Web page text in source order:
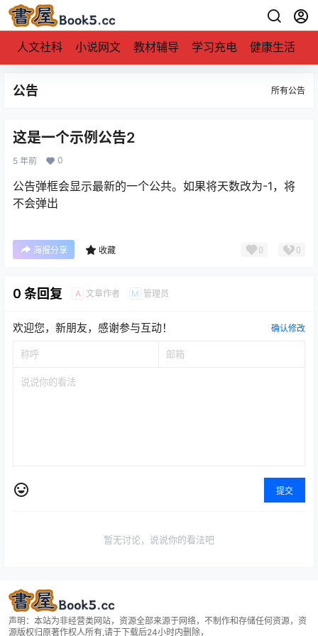
人文社科 小说网文 教材辅导 学习充电 健康生活
公告 所有公告
这是一个示例公告2
5 年前 0
公告弹框会显示最新的一个公共。如果将天数改为-1，将
不会弹出
海报分享 收藏 0 0
0 条回复 A 文章作者 M 管理员
欢迎您，新朋友，感谢参与互动！ 确认修改
提交
暂无讨论，说说你的看法吧
声明：本站为非经营类网站，资源全部来源于网络，不制作和存储任何资源，资
源版权归原著作权人所有,请于下载后24小时内删除，